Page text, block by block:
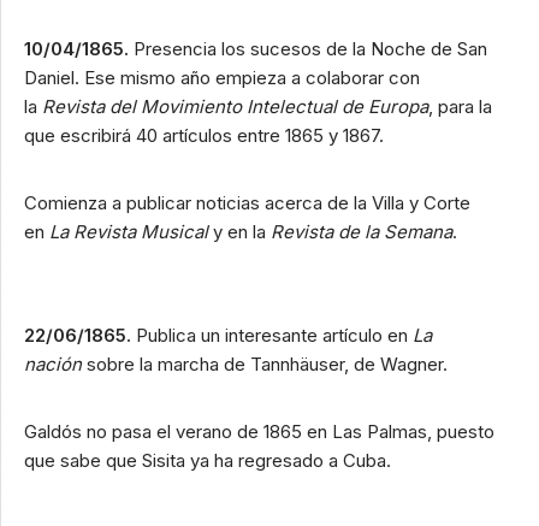
10/04/1865. Presencia los sucesos de la Noche de San
Daniel. Ese mismo año empieza a colaborar con
la Revista del Movimiento Intelectual de Europa, para la
que escribirá 40 artículos entre 1865 y 1867.
Comienza a publicar noticias acerca de la Villa y Corte
en La Revista Musicaly en la Revista de la Semana.
22/06/1865. Publica un interesante artículo en La
naciónsobre la marcha de Tannhäuser, de Wagner.
Galdós no pasa el verano de 1865 en Las Palmas, puesto
que sabe que Sisita ya ha regresado a Cuba.